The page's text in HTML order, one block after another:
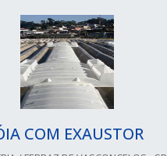
COM EXAUSTOR